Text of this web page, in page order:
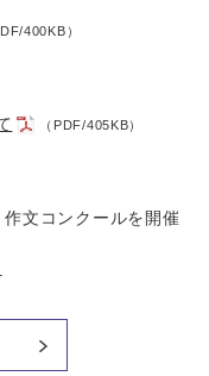
400KB）
（PDF/405KB）
文コンクールを開催